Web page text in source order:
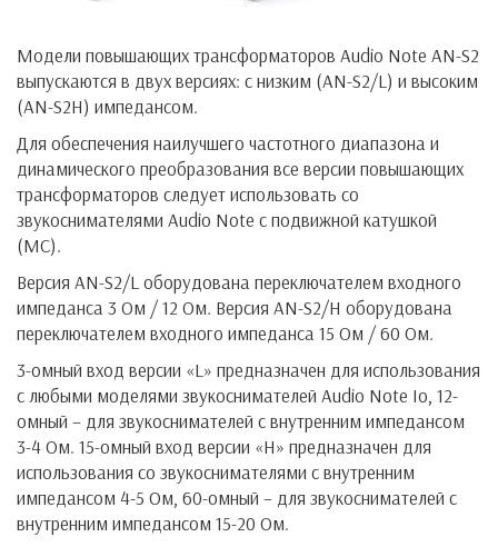
Модели повышающих трансформаторов Audio Note AN-S2
выпускаются в двух версиях: с низким (AN-S2/L) и высоким
(AN-S2H) импедансом.
Для обеспечения наилучшего частотного диапазона и
динамического преобразования все версии повышающих
трансформаторов следует использовать со
звукоснимателями Audio Note с подвижной катушкой
(MC).
Версия AN-S2/L оборудована переключателем входного
импеданса 3 Ом / 12 Ом. Версия AN-S2/H оборудована
переключателем входного импеданса 15 Ом / 60 Ом.
3-омный вход версии «L» предназначен для использования
с любыми моделями звукоснимателей Audio Note Io, 12-
омный – для звукоснимателей с внутренним импедансом
3-4 Ом. 15-омный вход версии «H» предназначен для
использования со звукоснимателями с внутренним
импедансом 4-5 Ом, 60-омный – для звукоснимателей с
внутренним импедансом 15-20 Ом.